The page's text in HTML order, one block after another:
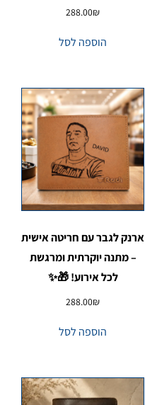
288.00₪
הוספה לסל
ארנק לגבר עם חריטה אישית
– מתנה יוקרתית ומרגשת
לכל אירוע! 🎁✨
288.00₪
הוספה לסל